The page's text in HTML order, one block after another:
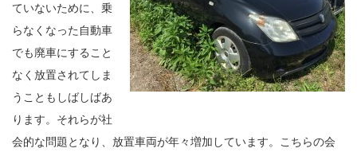
ていないために、乗
らなくなった自動車
でも廃車にすること
なく放置されてしま
うこともしばしばあ
ります。それらが社
会的な問題となり、放置車両が年々増加しています。こちらの会